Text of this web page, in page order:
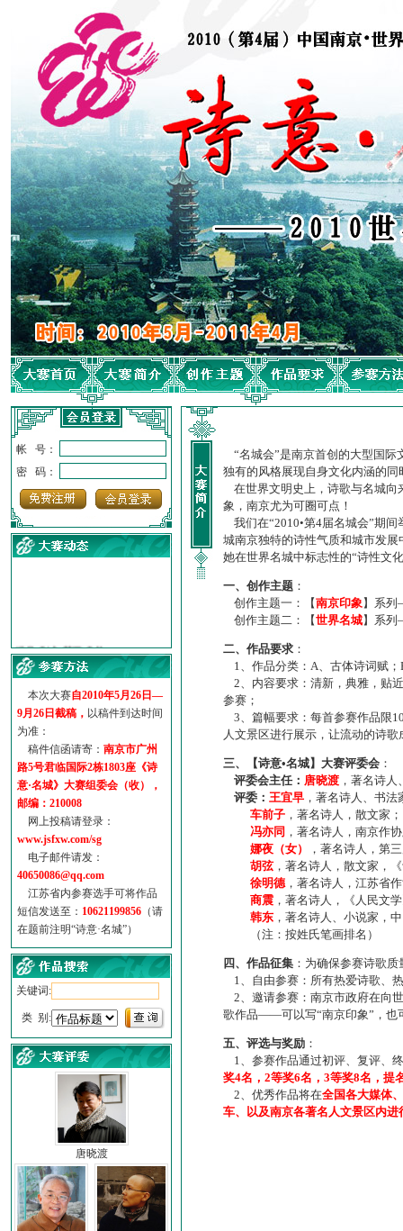
帐 号：
密 码：
·【诗意·名城】地铁展示作...
诗意名城·地铁时间
参赛作品多达5000多首
“诗意·名城”晒诗会
特别通知--致广大诗词爱好...
本次大赛自2010年5月26日—
9月26日截稿， 以稿件到达时间
为准：
稿件信函请寄： 南京市广州
路5号君临国际2栋1803座《诗
意·名城》大赛组委会（收），
邮编：210008
网上投稿请登录：
www.jsfxw.com/sg
电子邮件请发：
40650086@qq.com
江苏省内参赛选手可将作品
短信发送至： 10621199856 （请
在题前注明“诗意·名城”）
关键词:
类 别:
唐晓渡
“名城会”是南京首创的大型国际
独有的风格展现自身文化内涵的
在世界文明史上，诗歌与名城向
象，南京尤为可圈可点！
我们在“2010•第4届名城会”期
城南京独特的诗性气质和城市发
她在世界名城中标志性的“诗性文
一、创作主题 ：
创作主题一：【南京印象】系
创作主题二：【世界名城】系
二、作品要求 ：
1、作品分类：A、古体诗词赋；
2、内容要求：清新，典雅，贴
参赛；
3、篇幅要求：每首参赛作品限
人文景区进行展示，让流动的诗
三、【诗意•名城】大赛评委会 ：
评委会主任： 唐晓渡 ，著名诗
评委： 王宜早 ，著名诗人、书
车前子 ，著名诗人，散文家；
冯亦同 ，著名诗人，南京作
娜夜（女）
，著名诗人，第
胡弦，著名诗人，散文家，
徐明德，著名诗人，江苏省
商震 ，著名诗人，《人民文
韩东 ，著名诗人、小说家，
（注：按姓氏笔画排名）
四、作品征集 ：为确保参赛诗歌
1、自由参赛：所有热爱诗歌、
2、邀请参赛：南京市政府在向
歌作品——可以写“南京印象”，也
五、评选与奖励 ：
1、参赛作品通过初评、复评、
奖4名，2等奖6名，3等奖8名，提
2、优秀作品将在全国各大媒体
车、以及南京各著名人文景区内进